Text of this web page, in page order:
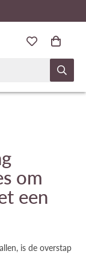
om
een
is de overstap